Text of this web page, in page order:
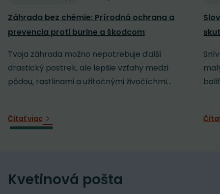
Záhrada bez chémie: Prírodná ochrana a
prevencia proti burine a škodcom
Tvoja záhrada možno nepotrebuje ďalší
drastický postrek, ale lepšie vzťahy medzi
pôdou, rastlinami a užitočnými živočíchmi...
Čítať viac
Kvetinová pošta